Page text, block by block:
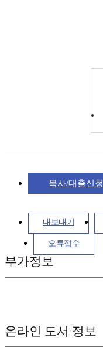
복사/대출신청
내보내기
오류접수
부가정보
온라인 도서 정보